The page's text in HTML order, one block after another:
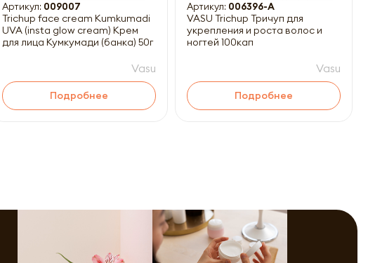
Артикул: 009007
Trichup face cream Kumkumadi
UVA (insta glow cream) Крем
для лица Кумкумади (банка) 50г
Vasu
Подробнее
Артикул: 006396-A
VASU Trichup Тричуп для
укрепления и роста волос и
ногтей 100кап
Vasu
Подробнее